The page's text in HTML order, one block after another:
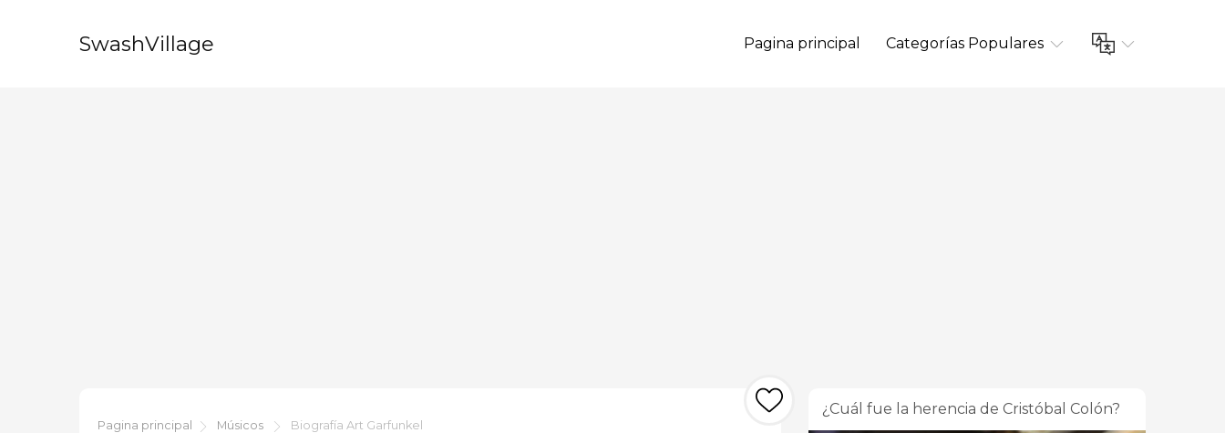
SwashVillage Pagina principal Categorías Populares
Pagina principal Músicos Biografía Art Garfunkel
¿Cuál fue la herencia de Cristóbal Colón?